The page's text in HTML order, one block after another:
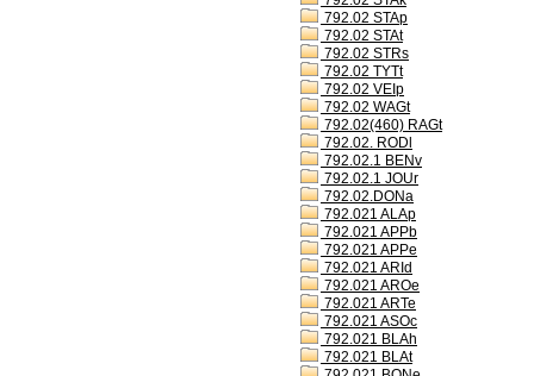
792.02 STAp
792.02 STAt
792.02 STRs
792.02 TYTt
792.02 VEIp
792.02 WAGt
792.02(460) RAGt
792.02. RODl
792.02.1 BENv
792.02.1 JOUr
792.02.DONa
792.021 ALAp
792.021 APPb
792.021 APPe
792.021 ARId
792.021 AROe
792.021 ARTe
792.021 ASOc
792.021 BLAh
792.021 BLAt